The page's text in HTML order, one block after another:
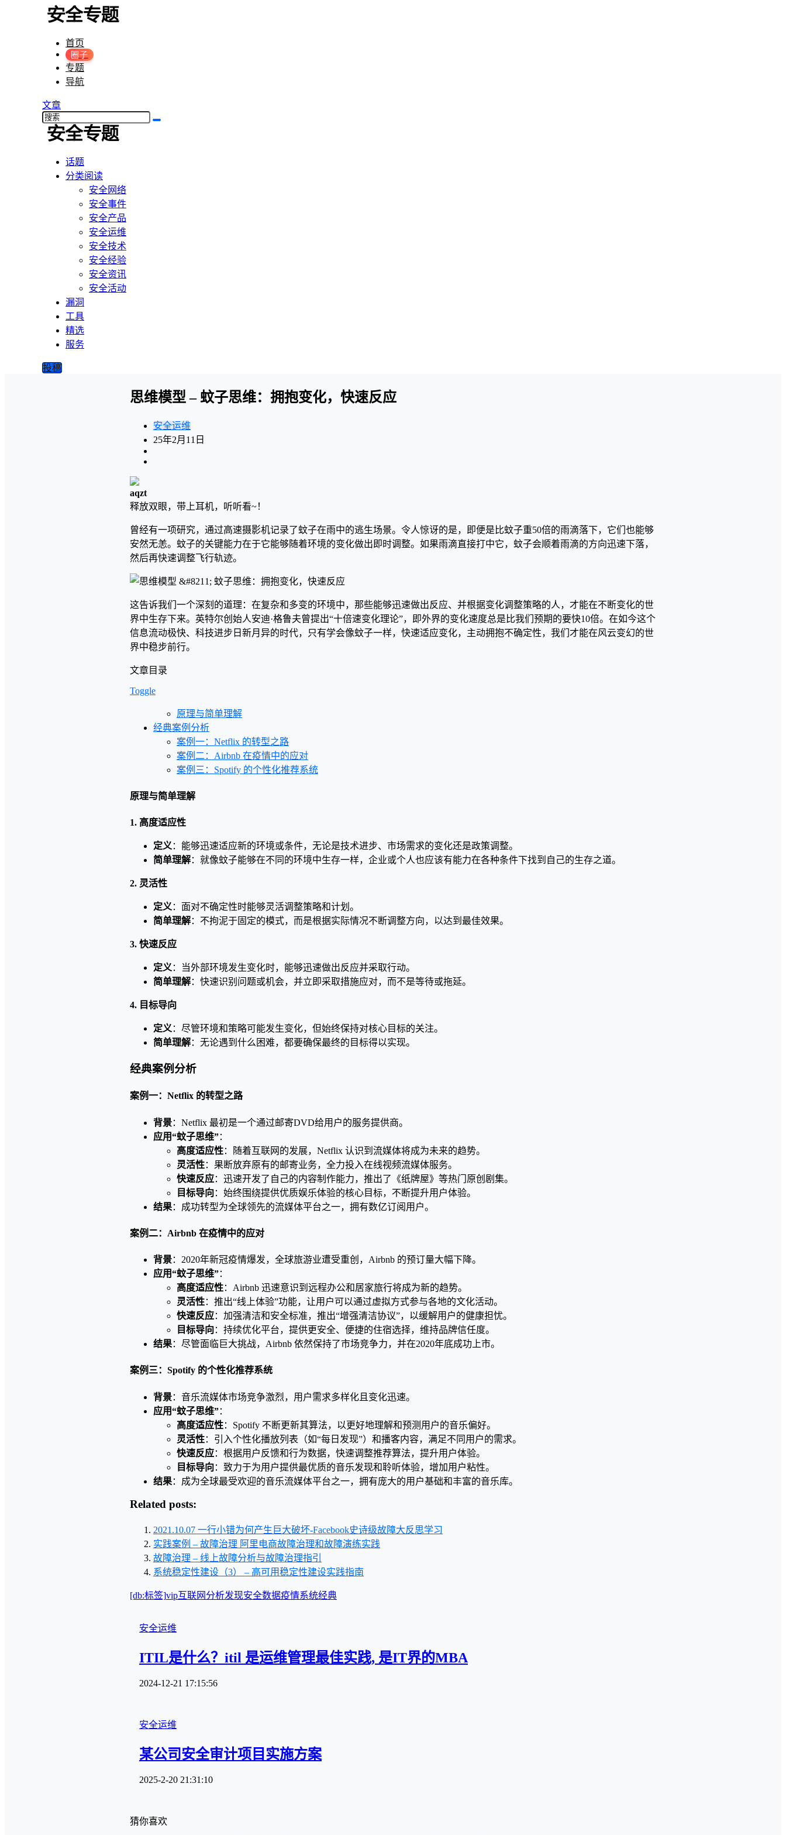
首页
圈子
专题
导航
文章
话题
分类阅读
安全网络
安全事件
安全产品
安全运维
安全技术
安全经验
安全资讯
安全活动
漏洞
工具
精选
服务
投稿
思维模型 – 蚊子思维：拥抱变化，快速反应
安全运维
25年2月11日
aqzt
释放双眼，带上耳机，听听看~！
曾经有一项研究，通过高速摄影机记录了蚊子在雨中的逃生场景。令人惊讶的是，即便是比蚊子重50倍的雨滴落下，它们也能够
安然无恙。蚊子的关键能力在于它能够随着环境的变化做出即时调整。如果雨滴直接打中它，蚊子会顺着雨滴的方向迅速下落，
然后再快速调整飞行轨迹。
这告诉我们一个深刻的道理：在复杂和多变的环境中，那些能够迅速做出反应、并根据变化调整策略的人，才能在不断变化的世
界中生存下来。英特尔创始人安迪·格鲁夫曾提出“十倍速变化理论”，即外界的变化速度总是比我们预期的要快10倍。在如今这个
信息流动极快、科技进步日新月异的时代，只有学会像蚊子一样，快速适应变化，主动拥抱不确定性，我们才能在风云变幻的世
界中稳步前行。
文章目录
Toggle
原理与简单理解
经典案例分析
案例一：Netflix 的转型之路
案例二：Airbnb 在疫情中的应对
案例三：Spotify 的个性化推荐系统
原理与简单理解
1. 高度适应性
定义 ：能够迅速适应新的环境或条件，无论是技术进步、市场需求的变化还是政策调整。
简单理解：就像蚊子能够在不同的环境中生存一样，企业或个人也应该有能力在各种条件下找到自己的生存之道。
2. 灵活性
定义 ：面对不确定性时能够灵活调整策略和计划。
简单理解：不拘泥于固定的模式，而是根据实际情况不断调整方向，以达到最佳效果。
3. 快速反应
定义 ：当外部环境发生变化时，能够迅速做出反应并采取行动。
简单理解：快速识别问题或机会，并立即采取措施应对，而不是等待或拖延。
4. 目标导向
定义 ：尽管环境和策略可能发生变化，但始终保持对核心目标的关注。
简单理解：无论遇到什么困难，都要确保最终的目标得以实现。
经典案例分析
案例一：Netflix 的转型之路
背景：Netflix 最初是一个通过邮寄DVD给用户的服务提供商。
应用“蚊子思维”：
高度适应性：随着互联网的发展，Netflix 认识到流媒体将成为未来的趋势。
灵活性：果断放弃原有的邮寄业务，全力投入在线视频流媒体服务。
快速反应：迅速开发了自己的内容制作能力，推出了《纸牌屋》等热门原创剧集。
目标导向 ：始终围绕提供优质娱乐体验的核心目标，不断提升用户体验。
结果：成功转型为全球领先的流媒体平台之一，拥有数亿订阅用户。
案例二：Airbnb 在疫情中的应对
背景：2020年新冠疫情爆发，全球旅游业遭受重创，Airbnb 的预订量大幅下降。
应用“蚊子思维”：
高度适应性：Airbnb 迅速意识到远程办公和居家旅行将成为新的趋势。
灵活性：推出“线上体验”功能，让用户可以通过虚拟方式参与各地的文化活动。
快速反应：加强清洁和安全标准，推出“增强清洁协议”，以缓解用户的健康担忧。
目标导向 ：持续优化平台，提供更安全、便捷的住宿选择，维持品牌信任度。
结果：尽管面临巨大挑战，Airbnb 依然保持了市场竞争力，并在2020年底成功上市。
案例三：Spotify 的个性化推荐系统
背景：音乐流媒体市场竞争激烈，用户需求多样化且变化迅速。
应用“蚊子思维”：
高度适应性：Spotify 不断更新其算法，以更好地理解和预测用户的音乐偏好。
灵活性：引入个性化播放列表（如“每日发现”）和播客内容，满足不同用户的需求。
快速反应：根据用户反馈和行为数据，快速调整推荐算法，提升用户体验。
目标导向 ：致力于为用户提供最优质的音乐发现和聆听体验，增加用户粘性。
结果：成为全球最受欢迎的音乐流媒体平台之一，拥有庞大的用户基础和丰富的音乐库。
Related posts:
2021.10.07 一行小错为何产生巨大破坏-Facebook史诗级故障大反思学习
实践案例 – 故障治理 阿里电商故障治理和故障演练实践
故障治理 – 线上故障分析与故障治理指引
系统稳定性建设（3） – 高可用稳定性建设实践指南
[db:标签]vip互联网 分析发现安全数据疫情系统经典
安全运维
ITIL是什么？itil 是运维管理最佳实践, 是IT界的MBA
2024-12-21 17:15:56
安全运维
某公司安全审计项目实施方案
2025-2-20 21:31:10
猜你喜欢